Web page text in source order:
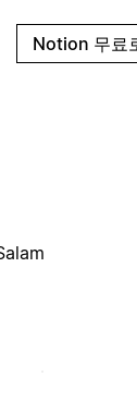
Notion 무료